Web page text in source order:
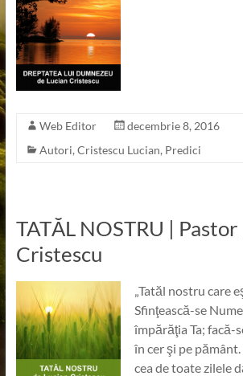
Web Editor
decembrie 8, 2016
Autori, Cristescu Lucian, Predici
TATĂL NOSTRU | Pastor
Cristescu
„Tatăl nostru care
Sfinţească-se
împărăţia Ta; facă-
în cer şi pe
cea de toate zilele